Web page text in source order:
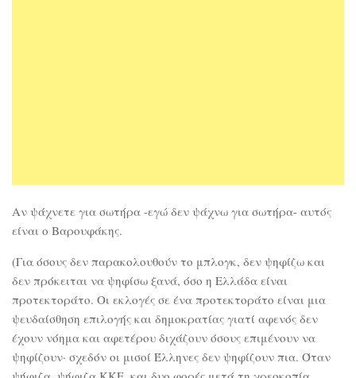
Αν ψάχνετε για σωτήρα -εγώ δεν ψάχνω για σωτήρα- αυτός
είναι ο Βαρουφάκης.
(Για όσους δεν παρακολουθούν το μπλογκ, δεν ψηφίζω και
δεν πρόκειται να ψηφίσω ξανά, όσο η Ελλάδα είναι
προτεκτοράτο. Οι εκλογές σε ένα προτεκτοράτο είναι μια
ψευδαίσθηση επιλογής και δημοκρατίας γιατί αφενός δεν
έχουν νόημα και αφετέρου διχάζουν όσους επιμένουν να
ψηφίζουν· σχεδόν οι μισοί Έλληνες δεν ψηφίζουν πια. Όταν